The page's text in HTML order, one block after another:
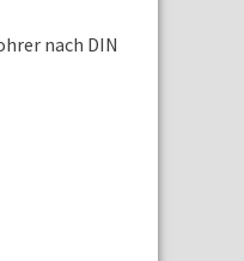
nach DIN